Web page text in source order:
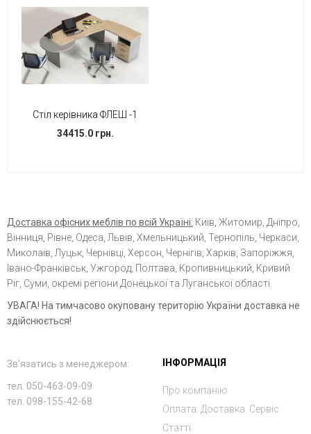
Стіл керівника ФЛЕШ -1
34415.0 грн.
Доставка офісних меблів по всій Україні: Київ, Житомир, Дніпро,
Вінниця, Рівне, Одеса, Львів, Хмельницький, Тернопіль, Черкаси,
Миколаїв, Луцьк, Чернівці, Херсон, Чернігів, Харків, Запоріжжя,
Івано-Франківськ, Ужгород, Полтава, Кропивницький, Кривий
Ріг, Суми, окремі регіони Донецької та Луганської області.
УВАГА! На тимчасово окуповану територію України доставка не
здійснюється!
Зв'язатись з менеджером:
тел. 050-463-09-09
тел. 098-155-42-68
ІНФОРМАЦІЯ
Про компанію
Оплата. Доставка. Сервіс
Статті